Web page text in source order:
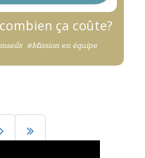
ça coûte?
#Mission en équipe